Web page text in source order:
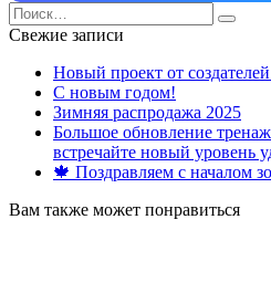
Search
for:
Свежие записи
Новый проект от
С новым годом!
Зимняя распродажа 2025
Большое обновление
встречайте новый уровень
🍁 Поздравляем с началом
Вам также может понравиться